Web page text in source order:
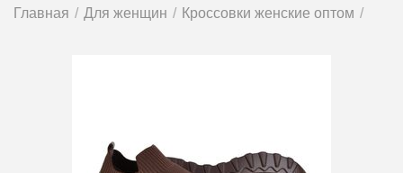
Главная / Для женщин / Кроссовки женские оптом /